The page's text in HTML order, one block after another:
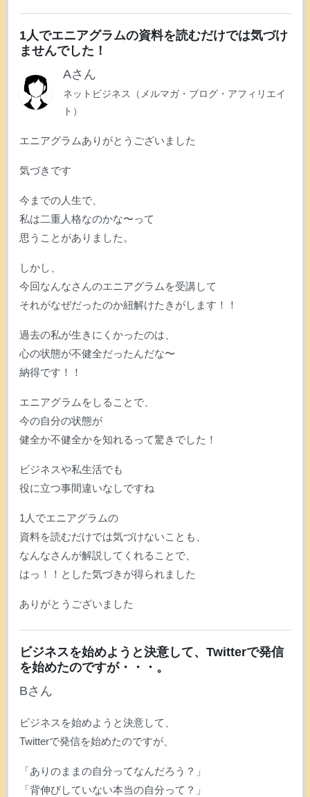
1人でエニアグラムの資料を読むだけでは気づけ
ませんでした！
Aさん
ネットビジネス（メルマガ・ブログ・アフィリエイ
ト）
エニアグラムありがとうございました
気づきです
今までの人生で、
私は二重人格なのかな〜って
思うことがありました。
しかし、
今回なんなさんのエニアグラムを受講して
それがなぜだったのか紐解けたきがします！！
過去の私が生きにくかったのは、
心の状態が不健全だったんだな〜
納得です！！
エニアグラムをしることで、
今の自分の状態が
健全か不健全かを知れるって驚きでした！
ビジネスや私生活でも
役に立つ事間違いなしですね
1人でエニアグラムの
資料を読むだけでは気づけないことも、
なんなさんが解説してくれることで、
はっ！！とした気づきが得られました
ありがとうございました
ビジネスを始めようと決意して、Twitterで発信
を始めたのですが・・・。
Bさん
ビジネスを始めようと決意して、
Twitterで発信を始めたのですが、
「ありのままの自分ってなんだろう？」
「背伸びしていない本当の自分って？」